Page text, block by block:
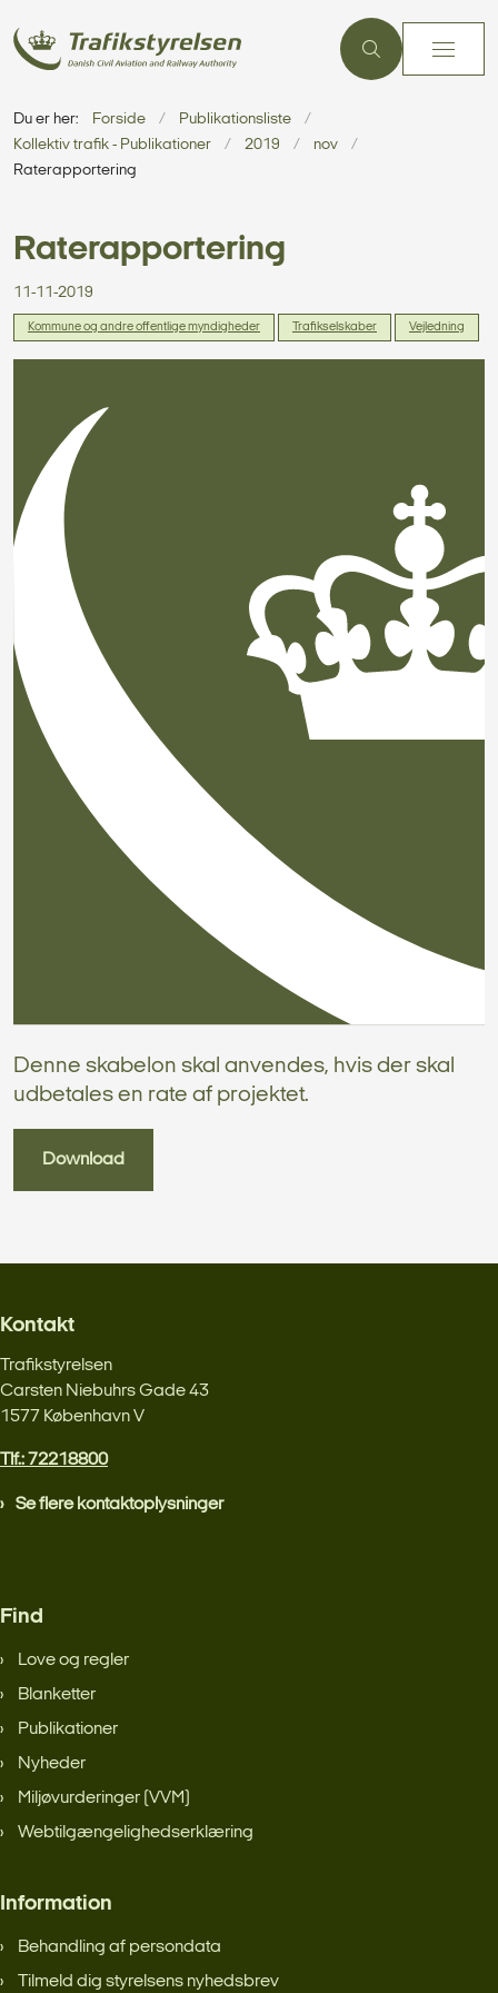
Du er her: Forside
Publikationsliste
Kollektiv trafik - Publikationer
2019
nov
Raterapportering
Raterapportering
11-11-2019
Kommune og andre offentlige myndigheder Trafikselskaber Vejledning
Denne skabelon skal anvendes, hvis der skal
udbetales en rate af projektet.
Download
Kontakt
Trafikstyrelsen
Carsten Niebuhrs Gade 43
1577 København V
Tlf.: 72218800
Se flere kontaktoplysninger
Find
Love og regler
Blanketter
Publikationer
Nyheder
Miljøvurderinger (VVM)
Webtilgængelighedserklæring
Information
Behandling af persondata
Tilmeld dig styrelsens nyhedsbrev